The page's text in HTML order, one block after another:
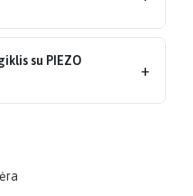
su PIEZO
+